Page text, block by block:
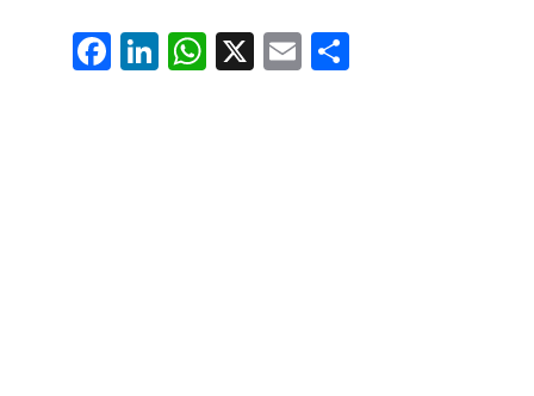
Fa
ce
Li
nk
W
ha
X E
m
Pa